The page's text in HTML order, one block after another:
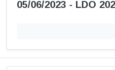
05/06/2023 - LDO